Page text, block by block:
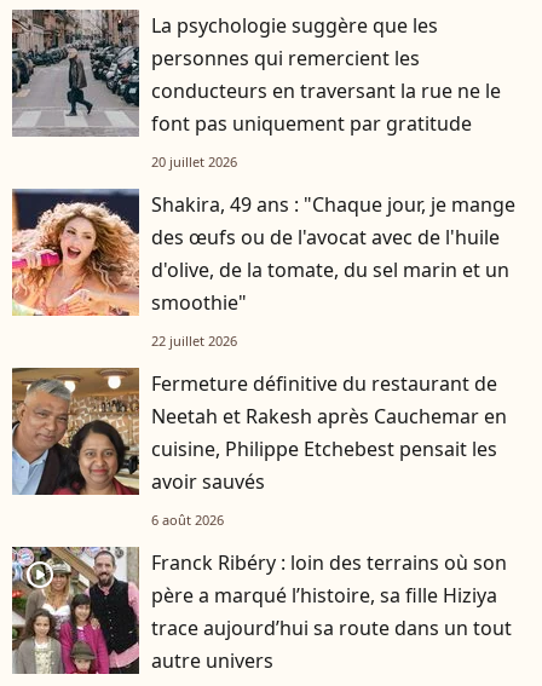
La psychologie suggère que les
personnes qui remercient les
conducteurs en traversant la rue ne le
font pas uniquement par gratitude
20 juillet 2026
Shakira, 49 ans : "Chaque jour, je mange
des œufs ou de l'avocat avec de l'huile
d'olive, de la tomate, du sel marin et un
smoothie"
22 juillet 2026
Fermeture définitive du restaurant de
Neetah et Rakesh après Cauchemar en
cuisine, Philippe Etchebest pensait les
avoir sauvés
6 août 2026
player2
Franck Ribéry : loin des terrains où son
père a marqué l’histoire, sa fille Hiziya
trace aujourd’hui sa route dans un tout
autre univers